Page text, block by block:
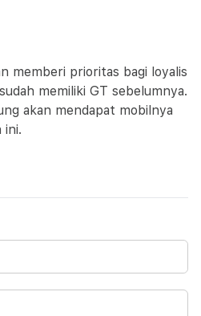
memberi prioritas bagi loyalis
memiliki GT sebelumnya.
akan mendapat mobilnya
ini.